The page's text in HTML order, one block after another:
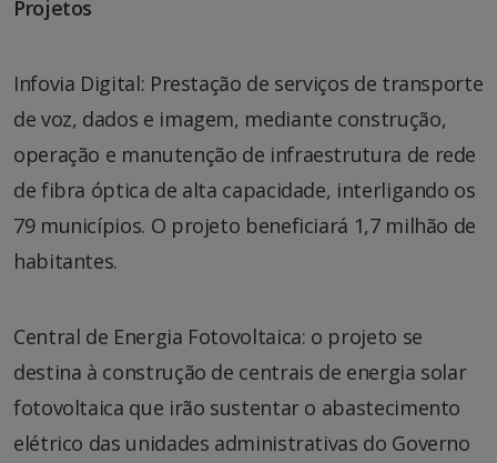
Projetos
Infovia Digital: Prestação de serviços de transporte
de voz, dados e imagem, mediante construção,
operação e manutenção de infraestrutura de rede
de fibra óptica de alta capacidade, interligando os
79 municípios. O projeto beneficiará 1,7 milhão de
habitantes.
Central de Energia Fotovoltaica: o projeto se
destina à construção de centrais de energia solar
fotovoltaica que irão sustentar o abastecimento
elétrico das unidades administrativas do Governo